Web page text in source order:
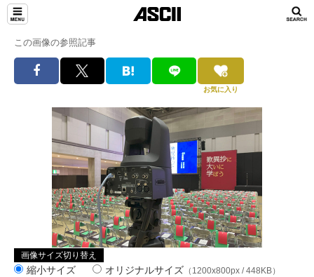
この画像の参照記事
お気に入り
画像サイズ切り替え
縮小サイズ オリジナルサイズ （1200x800px / 448KB）